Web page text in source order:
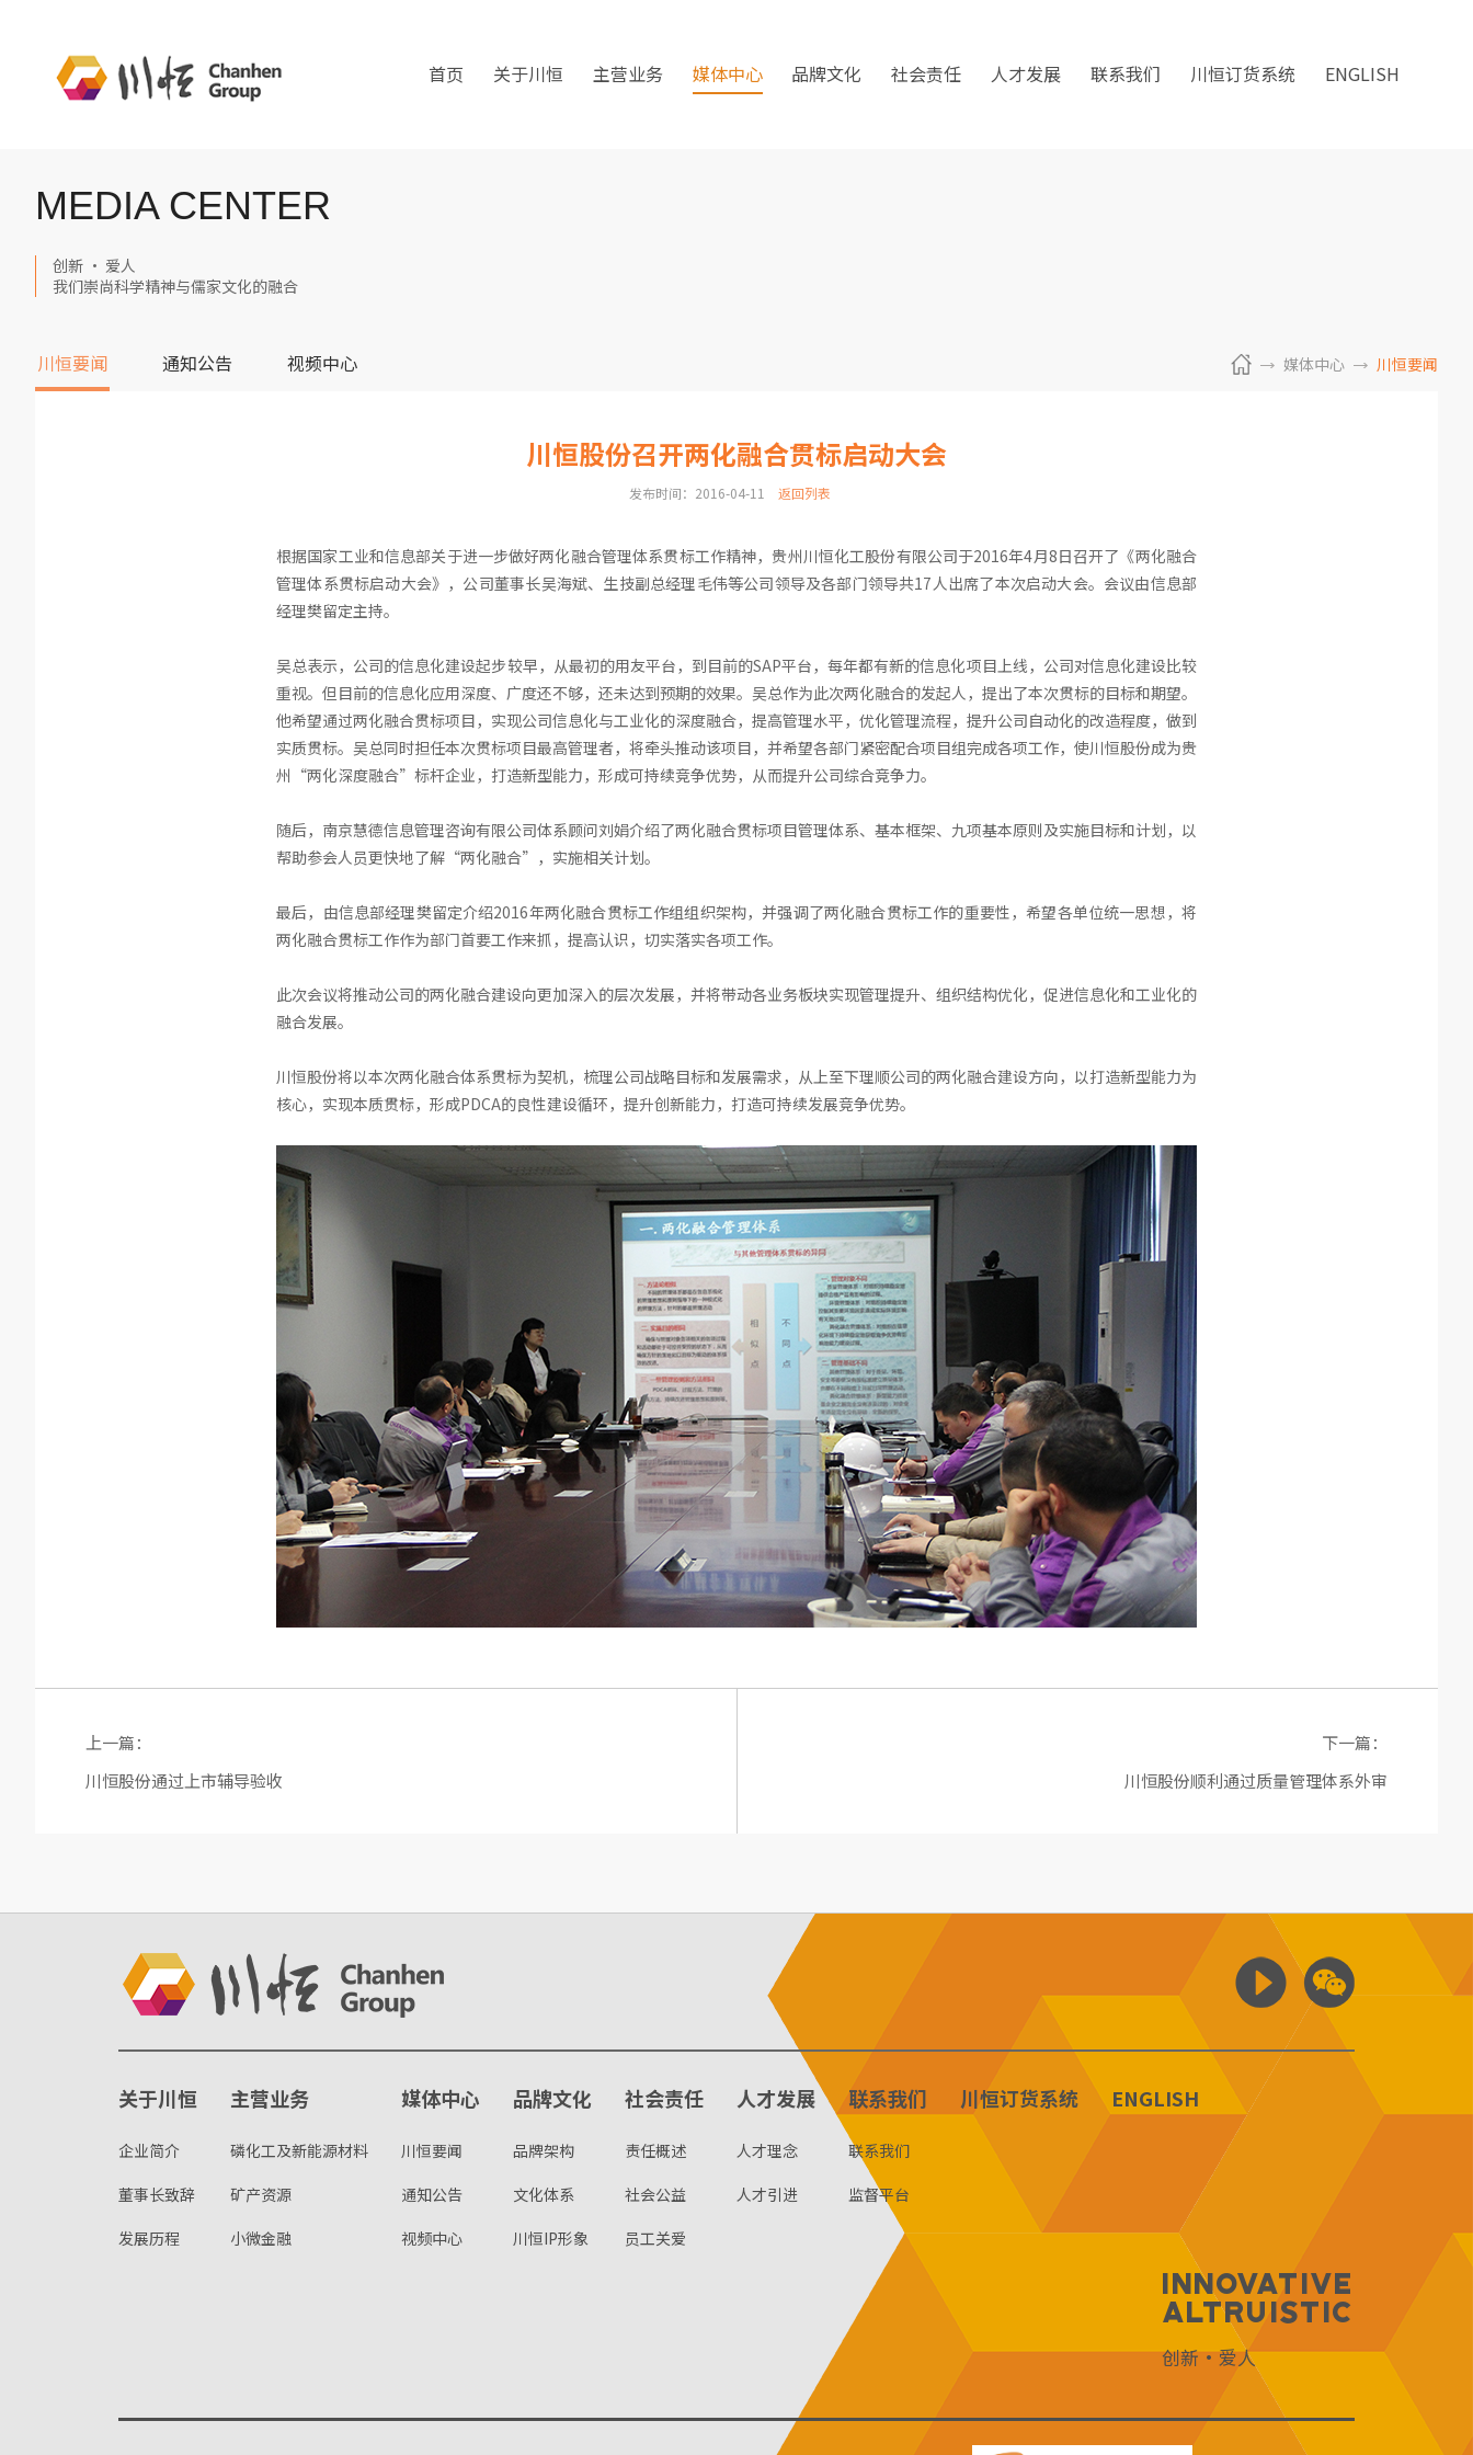
首页 关于川恒 主营业务 媒体中心 品牌文化 社会责任 人才发展 联系我们 川恒订货系统 ENGLISH
MEDIA CENTER
创新 · 爱人
我们崇尚科学精神与儒家文化的融合
川恒要闻 通知公告 视频中心 媒体中心 川恒要闻
川恒股份召开两化融合贯标启动大会
发布时间：2016-04-11 返回列表
根据国家工业和信息部关于进一步做好两化融合管理体系贯标工作精神，贵州川恒化工股份有限公司于2016年4月8日召开了《两化融合
管理体系贯标启动大会》，公司董事长吴海斌、生技副总经理毛伟等公司领导及各部门领导共17人出席了本次启动大会。会议由信息部
经理樊留定主持。
吴总表示，公司的信息化建设起步较早，从最初的用友平台，到目前的SAP平台，每年都有新的信息化项目上线，公司对信息化建设比较
重视。但目前的信息化应用深度、广度还不够，还未达到预期的效果。吴总作为此次两化融合的发起人，提出了本次贯标的目标和期望。
他希望通过两化融合贯标项目，实现公司信息化与工业化的深度融合，提高管理水平，优化管理流程，提升公司自动化的改造程度，做到
实质贯标。吴总同时担任本次贯标项目最高管理者，将牵头推动该项目，并希望各部门紧密配合项目组完成各项工作，使川恒股份成为贵
州“两化深度融合”标杆企业，打造新型能力，形成可持续竞争优势，从而提升公司综合竞争力。
随后，南京慧德信息管理咨询有限公司体系顾问刘娟介绍了两化融合贯标项目管理体系、基本框架、九项基本原则及实施目标和计划，以
帮助参会人员更快地了解“两化融合”，实施相关计划。
最后，由信息部经理樊留定介绍2016年两化融合贯标工作组组织架构，并强调了两化融合贯标工作的重要性，希望各单位统一思想，将
两化融合贯标工作作为部门首要工作来抓，提高认识，切实落实各项工作。
此次会议将推动公司的两化融合建设向更加深入的层次发展，并将带动各业务板块实现管理提升、组织结构优化，促进信息化和工业化的
融合发展。
川恒股份将以本次两化融合体系贯标为契机，梳理公司战略目标和发展需求，从上至下理顺公司的两化融合建设方向，以打造新型能力为
核心，实现本质贯标，形成PDCA的良性建设循环，提升创新能力，打造可持续发展竞争优势。
上一篇：
川恒股份通过上市辅导验收
下一篇：
川恒股份顺利通过质量管理体系外审
关于川恒
企业简介
董事长致辞
发展历程
主营业务
磷化工及新能源材料
矿产资源
小微金融
媒体中心
川恒要闻
通知公告
视频中心
品牌文化
品牌架构
文化体系
川恒IP形象
社会责任
责任概述
社会公益
员工关爱
人才发展
人才理念
人才引进
联系我们
联系我们
监督平台
川恒订货系统 ENGLISH
Innovative
Altruistic
创新·爱人